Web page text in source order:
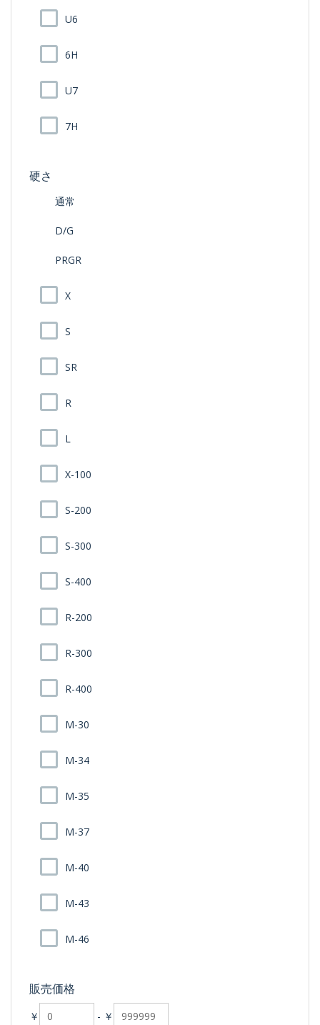
U6
6H
U7
7H
硬さ
通常
D/G
PRGR
X
S
SR
R
L
X-100
S-200
S-300
S-400
R-200
R-300
R-400
M-30
M-34
M-35
M-37
M-40
M-43
M-46
販売価格
￥ - ￥